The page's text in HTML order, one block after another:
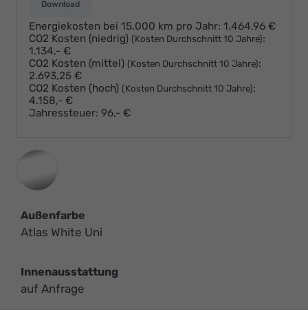
Download
Energiekosten bei 15.000 km pro Jahr: 1.464,96 €
CO2 Kosten (niedrig) (Kosten Durchschnitt 10 Jahre):
1.134,- €
CO2 Kosten (mittel) (Kosten Durchschnitt 10 Jahre):
2.693,25 €
CO2 Kosten (hoch) (Kosten Durchschnitt 10 Jahre):
4.158,- €
Jahressteuer: 96,- €
Außenfarbe
Atlas White Uni
Innenausstattung
auf Anfrage